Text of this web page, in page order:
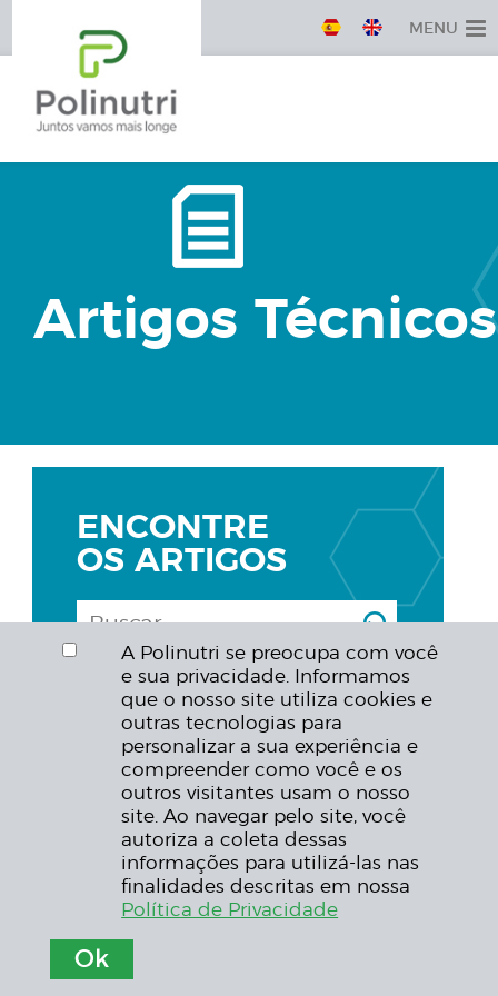
A Polinutri se preocupa com você
e sua privacidade. Informamos
que o nosso site utiliza cookies e
outras tecnologias para
personalizar a sua experiência e
compreender como você e os
outros visitantes usam o nosso
site. Ao navegar pelo site, você
autoriza a coleta dessas
informações para utilizá-las nas
finalidades descritas em nossa
Política de Privacidade
Ok
MENU
Artigos Técnicos
ENCONTRE
OS ARTIGOS
MICOTOXINAS - PARTE III -
AFLATOXINAS E SEUS EFEITOS
DELETÉRIOS NA PRODUÇÃO
ANIMAL
DOWNLOAD PDF
< VOLTAR